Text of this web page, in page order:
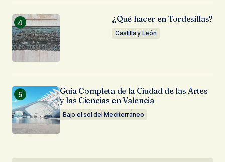
¿Qué hacer en Tordesillas?
Castilla y León
Guía Completa de la Ciudad de las Artes
y las Ciencias en Valencia
Bajo el sol del Mediterráneo